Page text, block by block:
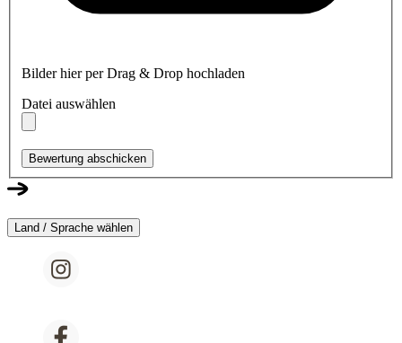
Bilder hier per Drag & Drop hochladen
Datei auswählen
Bewertung abschicken
Land / Sprache wählen